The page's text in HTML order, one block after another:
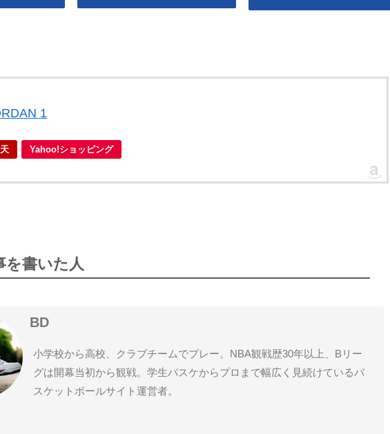
キャブス
Suns
1
Yahoo!ショッピング
を書いた人
BD
小学校から高校、クラブチームでプレー。NBA観戦歴30年以上、Bリー
グは開幕当初から観戦。学生バスケからプロまで幅広く見続けているバ
スケットボールサイト運営者。